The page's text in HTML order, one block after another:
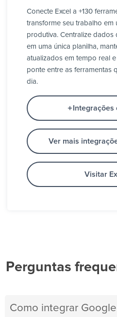
Conecte Excel a +130
transforme seu trabalho em
produtiva. Centralize dados
em uma única planilha,
atualizados em tempo real
ponte entre as ferramentas
dia.
Integrações
Ver mais
Visitar
Perguntas
Como integrar